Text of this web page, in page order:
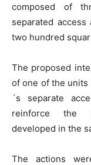
composed of
separated
two hundred
The proposed
of one of the
´s separate
reinforce the
developed in the
The actions